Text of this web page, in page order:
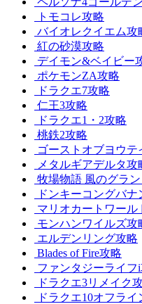
トモコレ攻略
バイオレクイエム攻
紅の砂漠攻略
デイモン&ベイビー
ポケモンZA攻略
ドラクエ7攻略
仁王3攻略
ドラクエ1・2攻略
桃鉄2攻略
ゴーストオブヨウテ
メタルギアデルタ攻
牧場物語 風のグラ
ドンキーコングバナ
マリオカートワール
モンハンワイルズ攻
エルデンリング攻略
Blades of Fire攻略
ファンタジーライフ
ドラクエ3リメイク
ドラクエ10オフライ